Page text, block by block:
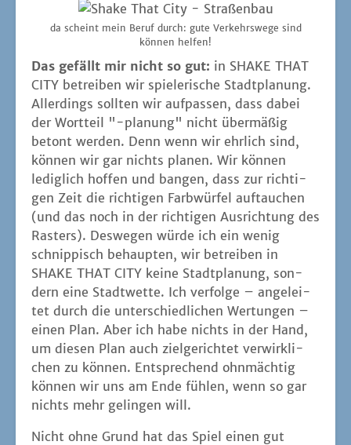
da scheint mein Beruf durch: gute Ver­kehrs­we­ge sind
kön­nen helfen!
Das gefällt mir nicht so gut: in SHAKE THAT
CITY betrei­ben wir spie­le­ri­sche Stadt­pla­nung.
Aller­dings soll­ten wir auf­pas­sen, dass dabei
der Wort­teil "-pla­nung" nicht über­mä­ßig
betont wer­den. Denn wenn wir ehr­lich sind,
kön­nen wir gar nichts pla­nen. Wir kön­nen
ledig­lich hof­fen und ban­gen, dass zur rich­ti­
gen Zeit die rich­ti­gen Farb­wür­fel auf­tau­chen
(und das noch in der rich­ti­gen Aus­rich­tung des
Ras­ters). Des­we­gen wür­de ich ein wenig
schnip­pisch behaup­ten, wir betrei­ben in
SHAKE THAT CITY kei­ne Stadt­pla­nung, son­
dern eine Stadt­wet­te. Ich ver­fol­ge – ange­lei­
tet durch die unter­schied­li­chen Wer­tun­gen –
einen Plan. Aber ich habe nichts in der Hand,
um die­sen Plan auch ziel­ge­rich­tet ver­wirk­li­
chen zu kön­nen. Ent­spre­chend ohn­mäch­tig
kön­nen wir uns am Ende füh­len, wenn so gar
nichts mehr gelin­gen will.
Nicht ohne Grund hat das Spiel einen gut